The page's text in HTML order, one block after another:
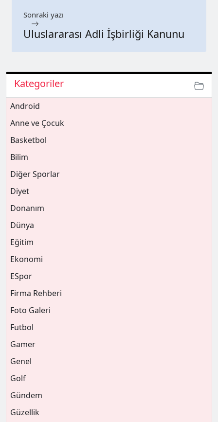
Sonraki yazı
Uluslararası Adli İşbirliği Kanunu
Kategoriler
Android
Anne ve Çocuk
Basketbol
Bilim
Diğer Sporlar
Diyet
Donanım
Dünya
Eğitim
Ekonomi
ESpor
Firma Rehberi
Foto Galeri
Futbol
Gamer
Genel
Golf
Gündem
Güzellik